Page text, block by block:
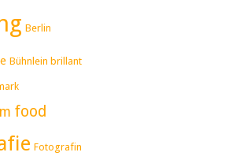
Berlin
Bühnlein brillant
food
Fotografin